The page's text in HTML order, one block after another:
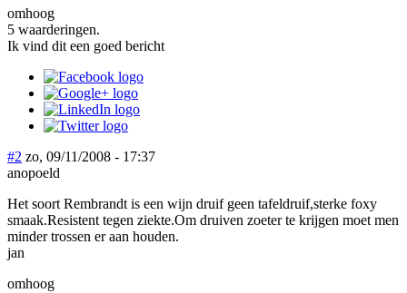
omhoog
5 waarderingen.
Ik vind dit een goed bericht
#2 zo, 09/11/2008 - 17:37
anopoeld
Het soort Rembrandt is een wijn druif geen tafeldruif,sterke foxy
smaak.Resistent tegen ziekte.Om druiven zoeter te krijgen moet men
minder trossen er aan houden.
jan
omhoog